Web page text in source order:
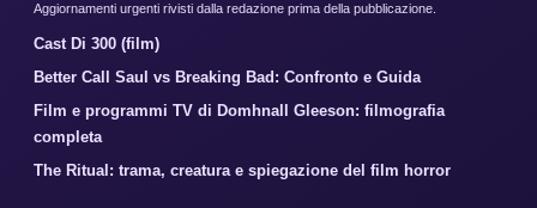
Aggiornamenti urgenti rivisti dalla redazione prima della pubblicazione.
Cast Di 300 (film)
Better Call Saul vs Breaking Bad: Confronto e Guida
Film e programmi TV di Domhnall Gleeson: filmografia
completa
The Ritual: trama, creatura e spiegazione del film horror